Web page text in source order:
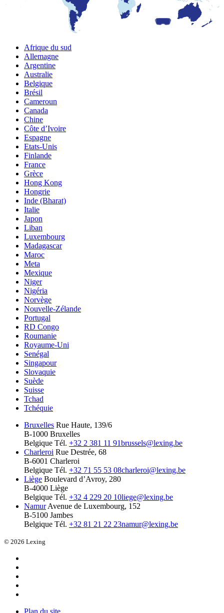
Afrique du sud
Allemagne
Argentine
Australie
Belgique
Brésil
Cameroun
Canada
Chine
Côte d’Ivoire
Espagne
Etats-Unis
Finlande
France
Grèce
Hong Kong
Hongrie
Inde (Bharat)
Italie
Japon
Liban
Luxembourg
Madagascar
Maroc
Meta
Mexique
Niger
Nigéria
Norvège
Nouvelle-Zélande
Portugal
RD Congo
Roumanie
Royaume-Uni
Senégal
Singapour
Slovaquie
Suède
Suisse
Tchad
Tchéquie
Bruxelles Rue Haute, 139/6
B-1000 Bruxelles
Belgique Tél. +32 2 381 11 91brussels@lexing.be
Charleroi Rue Destrée, 68
B-6001 Charleroi
Belgique Tél. +32 71 55 53 08charleroi@lexing.be
Liège Boulevard d’Avroy, 280
B-4000 Liège
Belgique Tél. +32 4 229 20 10liege@lexing.be
Namur Avenue de Luxembourg, 152
B-5100 Jambes
Belgique Tél. +32 81 21 22 23namur@lexing.be
© 2026 Lexing